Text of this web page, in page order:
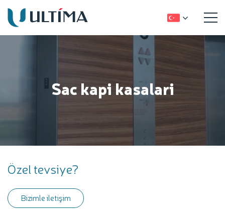
Sac kapi kasalari
Özel tevsiye?
Bizimle iletişim